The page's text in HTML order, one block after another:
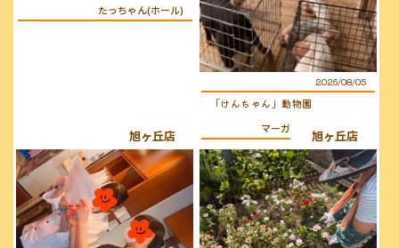
たっちゃん(ホール)
2026/08/05
「けんちゃん」動物園
マーガレット(キッチン)
旭ヶ丘店 旭ヶ丘店